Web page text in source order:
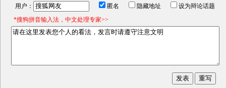
用户： 匿名 隐藏地址
设为辩论话题
*搜狗拼音输入法，中文处理专家>>